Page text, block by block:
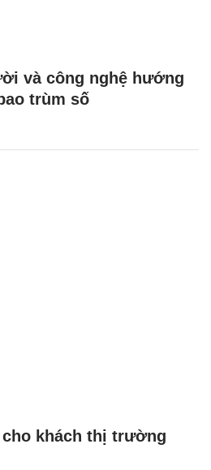
và công nghệ hướng
trùm số
khách thị trường